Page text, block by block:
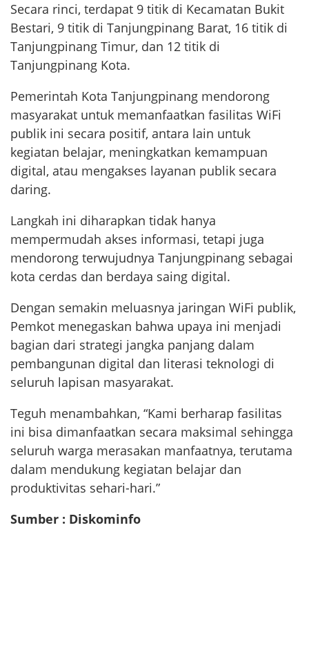
Secara rinci, terdapat 9 titik di Kecamatan Bukit
Bestari, 9 titik di Tanjungpinang Barat, 16 titik di
Tanjungpinang Timur, dan 12 titik di
Tanjungpinang Kota.
Pemerintah Kota Tanjungpinang mendorong
masyarakat untuk memanfaatkan fasilitas WiFi
publik ini secara positif, antara lain untuk
kegiatan belajar, meningkatkan kemampuan
digital, atau mengakses layanan publik secara
daring.
Langkah ini diharapkan tidak hanya
mempermudah akses informasi, tetapi juga
mendorong terwujudnya Tanjungpinang sebagai
kota cerdas dan berdaya saing digital.
Dengan semakin meluasnya jaringan WiFi publik,
Pemkot menegaskan bahwa upaya ini menjadi
bagian dari strategi jangka panjang dalam
pembangunan digital dan literasi teknologi di
seluruh lapisan masyarakat.
Teguh menambahkan, “Kami berharap fasilitas
ini bisa dimanfaatkan secara maksimal sehingga
seluruh warga merasakan manfaatnya, terutama
dalam mendukung kegiatan belajar dan
produktivitas sehari-hari.”
Sumber : Diskominfo